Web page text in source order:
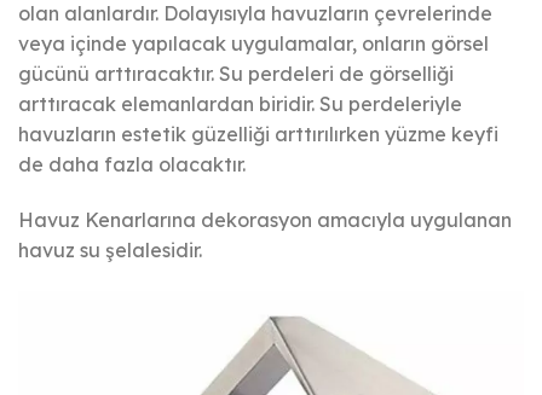
olan alanlardır. Dolayısıyla havuzların çevrelerinde
veya içinde yapılacak uygulamalar, onların görsel
gücünü arttıracaktır. Su perdeleri de görselliği
arttıracak elemanlardan biridir. Su perdeleriyle
havuzların estetik güzelliği arttırılırken yüzme keyfi
de daha fazla olacaktır.
Havuz Kenarlarına dekorasyon amacıyla uygulanan
havuz su şelalesidir.